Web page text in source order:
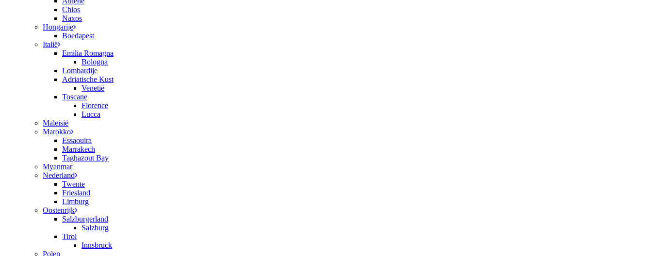
Chios
Naxos
Hongarije
Boedapest
Italië
Emilia Romagna
Bologna
Lombardije
Adriatische Kust
Venetië
Toscane
Florence
Lucca
Maleisië
Marokko
Essaouira
Marrakech
Taghazout Bay
Myanmar
Nederland
Twente
Friesland
Limburg
Oostenrijk
Salzburgerland
Salzburg
Tirol
Innsbruck
Polen